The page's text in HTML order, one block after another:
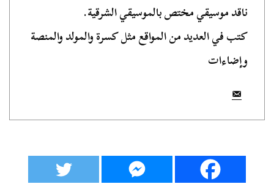
ناقد موسيقي مختص بالموسيقي الشرقية.
كتب في العديد من المواقع مثل كسرة والمولد والمنصة
وإضاءات